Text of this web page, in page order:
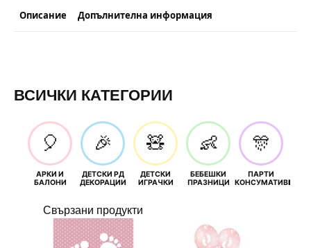
Описание Допълнителна информация
ВСИЧКИ КАТЕГОРИИ
🎈
АРКИ И
БАЛОНИ
🎉
ДЕТСКИ РД
ДЕКОРАЦИИ
🧸
ДЕТСКИ
ИГРАЧКИ
👶
БЕБЕШКИ
ПРАЗНИЦИ
🎊
ПАРТИ
КОНСУМАТИВИ
Свързани продукти